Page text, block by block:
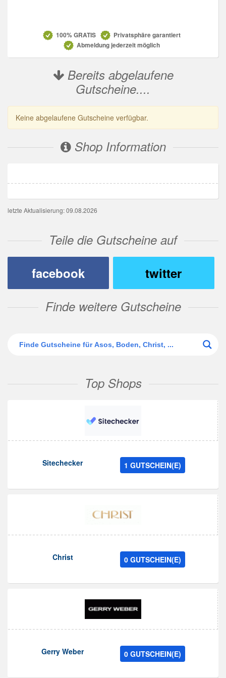
100% GRATIS
Privatsphäre garantiert
Abmeldung jederzeit möglich
Bereits abgelaufene
Gutscheine....
Keine abgelaufene Gutscheine verfügbar.
Shop Information
letzte Aktualisierung: 09.08.2026
Teile die Gutscheine auf
facebook
twitter
Finde weitere Gutscheine
Top Shops
Sitechecker 1 GUTSCHEIN(E)
Christ 0 GUTSCHEIN(E)
Gerry Weber 0 GUTSCHEIN(E)